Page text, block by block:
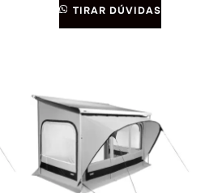
TIRAR DÚVIDAS